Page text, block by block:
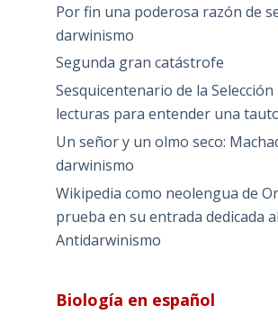
Por fin una poderosa razón de
darwinismo
Segunda gran catástrofe
Sesquicentenario de la
lecturas para entender una
Un señor y un olmo seco:
darwinismo
Wikipedia como neolengua de
prueba en su entrada dedicada al
Antidarwinismo
Biología en español